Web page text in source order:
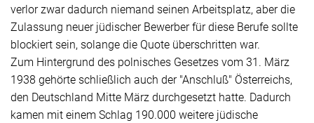
verlor zwar dadurch niemand seinen Arbeitsplatz, aber die
Zulassung neuer jüdischer Bewerber für diese Berufe sollte
blockiert sein, solange die Quote überschritten war.
Zum Hintergrund des polnisches Gesetzes vom 31. März
1938 gehörte schließlich auch der "Anschluß" Österreichs,
den Deutschland Mitte März durchgesetzt hatte. Dadurch
kamen mit einem Schlag 190.000 weitere jüdische